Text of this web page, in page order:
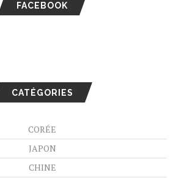
FACEBOOK
CATÉGORIES
CORÉE
JAPON
CHINE